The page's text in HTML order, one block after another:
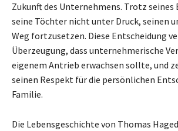
Zukunft des Unternehmens. Trotz
seine Töchter nicht unter Druck, seinen
Weg fortzusetzen. Diese Entscheidung
Überzeugung, dass unternehmerische
eigenem Antrieb erwachsen sollte, und
seinen Respekt für die persönlichen
Familie.
Die Lebensgeschichte von Thomas